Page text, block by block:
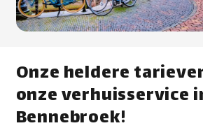
Onze heldere
onze verhuisservice
Bennebroek!